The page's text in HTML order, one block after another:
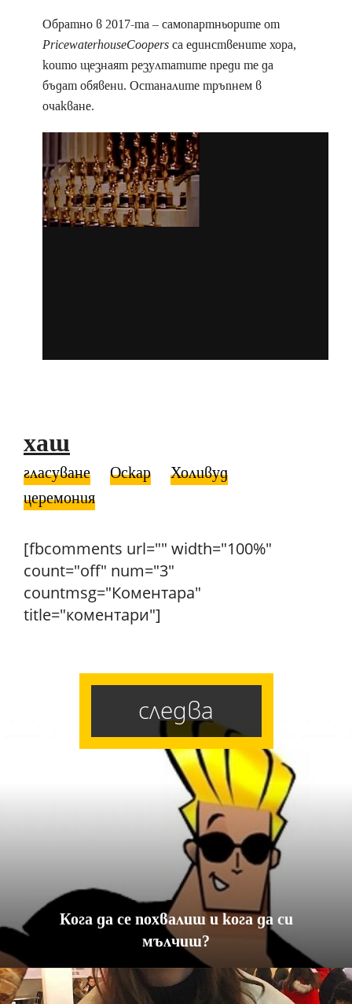
Обратно в 2017-та – самопартньорите от
PricewaterhouseCoopersса единствените хора,
които щезнаят резултатите преди те да
бъдат обявени. Останалите тръпнем в
очакване.
хаш
гласуване Оскар
Холивуд
церемония
[fbcomments url="" width="100%"
count="off" num="3"
countmsg="Коментара"
title="коментари"]
следва
Кога да се похвалиш и кога да си
мълчиш?